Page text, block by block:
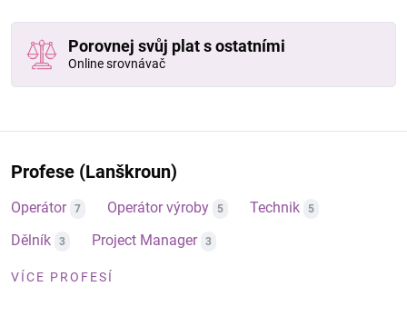
Porovnej svůj plat s ostatními
Online srovnávač
Profese (Lanškroun)
Operátor 7 Operátor výroby 5 Technik 5
Dělník 3 Project Manager 3
VÍCE PROFESÍ